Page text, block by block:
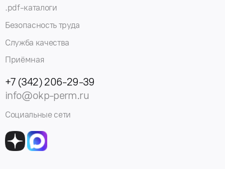
.pdf-каталоги
Безопасность труда
Служба качества
Приёмная
+7 (342) 206-29-39
info@okp-perm.ru
Социальные сети